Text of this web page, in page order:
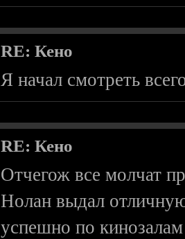
RE: Кено
Я начал смотреть
RE: Кено
Отчегож все молчат
Нолан выдал
успешно по